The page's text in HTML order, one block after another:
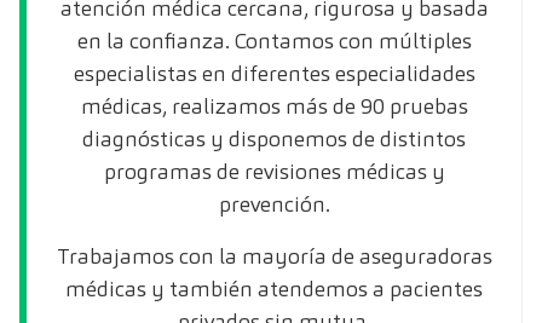
atención médica cercana, rigurosa y basada
en la confianza. Contamos con múltiples
especialistas en diferentes especialidades
médicas, realizamos más de 90 pruebas
diagnósticas y disponemos de distintos
programas de revisiones médicas y
prevención.
Trabajamos con la mayoría de aseguradoras
médicas y también atendemos a pacientes